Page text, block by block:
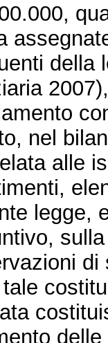
della
nel
alle
legge,
di